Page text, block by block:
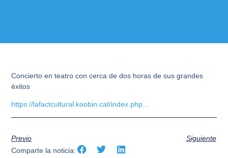
Concierto en teatro con cerca de dos horas de sus grandes
éxitos
https://lafactcultural.koobin.cat/index.php…
Previo
Siguiente
Comparte la noticia: